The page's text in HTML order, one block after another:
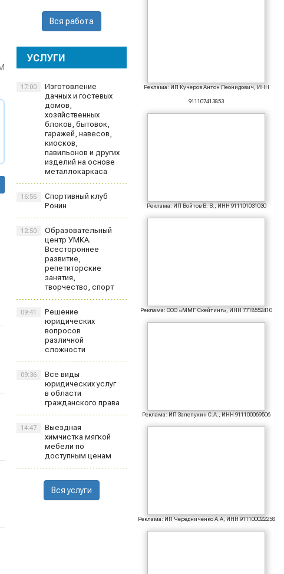
Вся работа
УСЛУГИ
Изготовление
дачных и гостевых
домов,
хозяйственных
блоков, бытовок,
гаражей, навесов,
киосков,
павильонов и других
изделий на основе
металлокаркаса
17:00
Спортивный клуб
Ронин
16:56
Образовательный
центр УМКА.
Всестороннее
развитие,
репетиторские
занятия,
творчество, спорт
12:50
Решение
юридических
вопросов
различной
сложности
09:41
Все виды
юридических услуг
в области
гражданского права
09:36
Выездная
химчистка мягкой
мебели по
доступным ценам
14:47
Вся услуги
Реклама: ИП Кучеров Антон Леонидович, ИНН
911107413853
Реклама: ИП Войтов В. В., ИНН 911101031030
Реклама: ООО «ММГ Скейтинг», ИНН 7718552410
Реклама: ИП Залепухин С.А., ИНН 911100069506
Реклама: ИП Чередниченко А.А, ИНН 911100022258